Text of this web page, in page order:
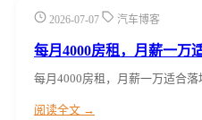
2026-07-07 汽车博客
每月4000房租，月薪一万
每月4000房租，月薪一万适合落
阅读全文 →